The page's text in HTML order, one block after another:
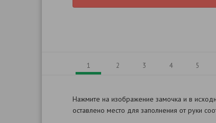
1 2 3 4 5
Нажмите на изображение замочка и в
оставлено место для заполнения от руки